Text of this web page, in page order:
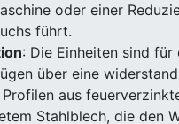
oder einer
führt.
: Die Einheiten sind für
über eine
aus
Stahlblech, die den